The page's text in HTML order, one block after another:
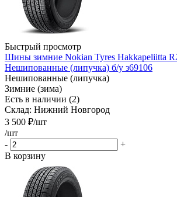
Быстрый просмотр
Шины зимние Nokian Tyres Hakkapeliitta
Нешипованные (липучка) б/у з69106
Нешипованные (липучка)
Зимние (зима)
Есть в наличии (2)
Склад: Нижний Новгород
3 500 ₽/шт
/шт
-
+
В корзину